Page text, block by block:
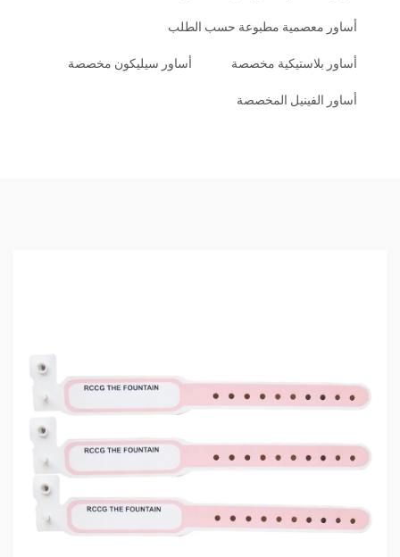
أساور معصمية مطبوعة حسب الطلب
أساور بلاستيكية مخصصة أساور سيليكون مخصصة
أساور الفينيل المخصصة